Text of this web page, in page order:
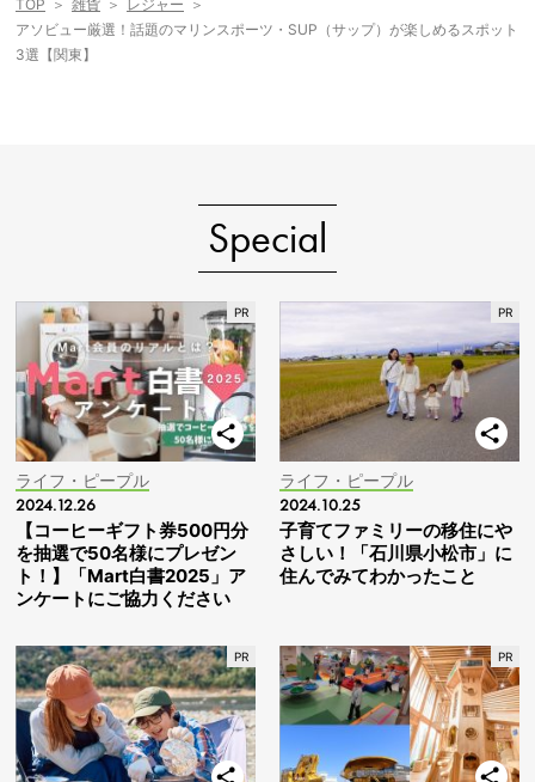
TOP 雑貨
レジャー
アソビュー厳選！話題のマリンスポーツ・SUP（サップ）が楽しめるスポット
3選【関東】
Special
ライフ・ピープル
2024.12.26
【コーヒーギフト券500円分
を抽選で50名様にプレゼン
ト！】「Mart白書2025」ア
ンケートにご協力ください
ライフ・ピープル
2024.10.25
子育てファミリーの移住にや
さしい！「石川県小松市」に
住んでみてわかったこと